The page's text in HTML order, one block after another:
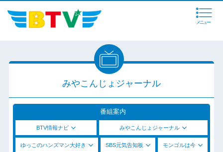
メニュー
みやこんじょジャーナル
番組案内
BTV情報ナビ みやこんじょジャーナル
ゆっこのハンズマン大好き SBS元気告知板 モンゴルは今